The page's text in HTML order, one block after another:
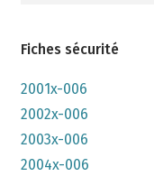
Fiches sécurité
2001x-006
2002x-006
2003x-006
2004x-006